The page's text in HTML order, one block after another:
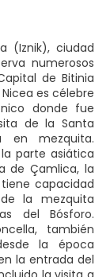
(Iznik), ciudad
numerosos
de Bitinia
es célebre
donde fue
de la Santa
en mezquita.
parte asiática
de Çamlica, la
capacidad
la mezquita
del Bósforo.
también
la época
la entrada del